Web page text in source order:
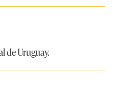
de Uruguay.